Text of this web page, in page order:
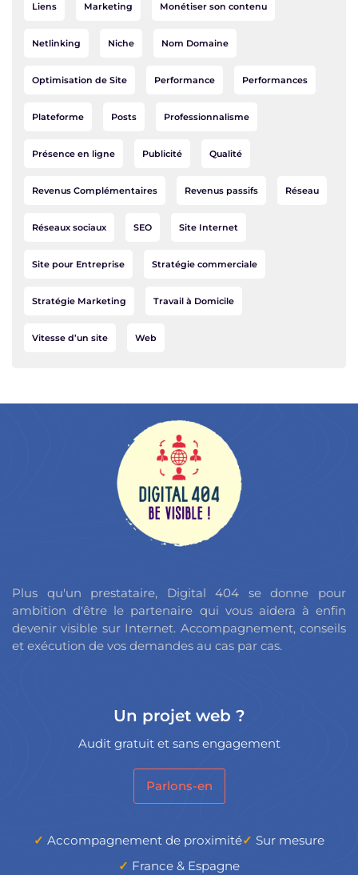
Liens Marketing Monétiser son contenu
Netlinking Niche Nom Domaine
Optimisation de Site Performance Performances
Plateforme Posts Professionnalisme
Présence en ligne Publicité Qualité
Revenus Complémentaires Revenus passifs Réseau
Réseaux sociaux SEO Site Internet
Site pour Entreprise Stratégie commerciale
Stratégie Marketing Travail à Domicile
Vitesse d’un site Web
Plus qu'un prestataire, Digital 404 se donne pour
ambition d'être le partenaire qui vous aidera à enfin
devenir visible sur Internet. Accompagnement, conseils
et exécution de vos demandes au cas par cas.
Un projet web ?
Audit gratuit et sans engagement
Parlons-en
Accompagnement de proximité
Sur mesure
France & Espagne